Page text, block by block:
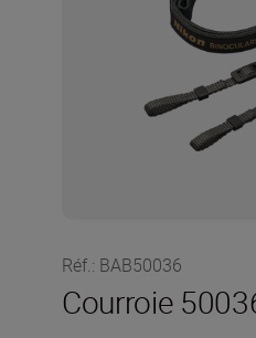
Réf.: BAB50036
Courroie